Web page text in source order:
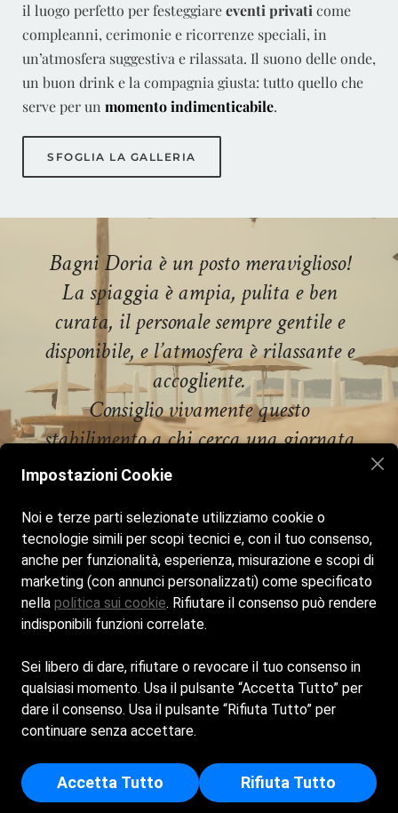
il luogo perfetto per festeggiareeventi privati come
compleanni, cerimonie e ricorrenze speciali, in
un’atmosfera suggestiva e rilassata. Il suono delle onde,
un buon drink e la compagnia giusta: tutto quello che
serve per un momento indimenticabile.
SFOGLIA LA GALLERIA
Bagni Doria è un posto meraviglioso!
La spiaggia è ampia, pulita e ben
curata, il personale sempre gentile e
disponibile, e l’atmosfera è rilassante e
accogliente.
Consiglio vivamente questo
stabilimento a chi cerca una giornata
di vero relax sul mare di Albenga.
Home La spiaggia Bar & Ristorante
Galleria
Contact
Bagni Doria. Made with love.
Cookie Policy
Privacy Policy
Legale: VIA CAMILLO BENSO CONTE DI CAVOUR 13 - 17031 -
ALBENGA (SV) - Iscritta al registro delle imprese di Savona -
p.i/c.f: 00839370095 - Numero REA: SV - 93358
Impostazioni Cookie
Noi e terze parti selezionate utilizziamo cookie o
tecnologie simili per scopi tecnici e, con il tuo consenso,
anche per funzionalità, esperienza, misurazione e scopi di
marketing (con annunci personalizzati) come specificato
nella politica sui cookie. Rifiutare il consenso può rendere
indisponibili funzioni correlate.
Sei libero di dare, rifiutare o revocare il tuo consenso in
qualsiasi momento. Usa il pulsante “Accetta Tutto” per
dare il consenso. Usa il pulsante “Rifiuta Tutto” per
continuare senza accettare.
Accetta Tutto Rifiuta Tutto